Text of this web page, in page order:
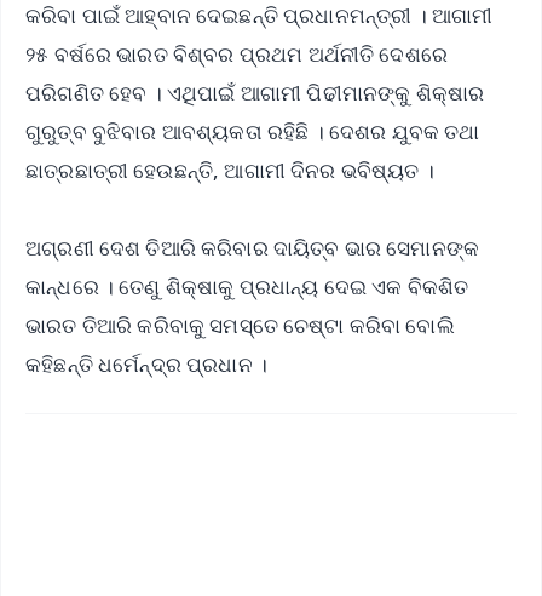
କରିବା ପାଇଁ ଆହ୍ବାନ ଦେଇଛନ୍ତି ପ୍ରଧାନମନ୍ତ୍ରୀ । ଆଗାମୀ
୨୫ ବର୍ଷରେ ଭାରତ ବିଶ୍ବର ପ୍ରଥମ ଅର୍ଥନୀତି ଦେଶରେ
ପରିଗଣିତ ହେବ । ଏଥିପାଇଁ ଆଗାମୀ ପିଢୀମାନଙ୍କୁ ଶିକ୍ଷାର
ଗୁରୁତ୍ବ ବୁଝିବାର ଆବଶ୍ୟକତା ରହିଛି । ଦେଶର ଯୁବକ ତଥା
ଛାତ୍ରଛାତ୍ରୀ ହେଉଛନ୍ତି, ଆଗାମୀ ଦିନର ଭବିଷ୍ୟତ ।
ଅଗ୍ରଣୀ ଦେଶ ତିଆରି କରିବାର ଦାୟିତ୍ବ ଭାର ସେମାନଙ୍କ
କାନ୍ଧରେ । ତେଣୁ ଶିକ୍ଷାକୁ ପ୍ରଧାନ୍ୟ ଦେଇ ଏକ ବିକଶିତ
ଭାରତ ତିଆରି କରିବାକୁ ସମସ୍ତେ ଚେଷ୍ଟା କରିବା ବୋଲି
କହିଛନ୍ତି ଧର୍ମେନ୍ଦ୍ର ପ୍ରଧାନ ।